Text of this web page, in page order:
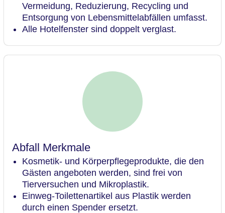
Vermeidung, Reduzierung, Recycling und
Entsorgung von Lebensmittelabfällen umfasst.
Alle Hotelfenster sind doppelt verglast.
Abfall Merkmale
Kosmetik- und Körperpflegeprodukte, die den
Gästen angeboten werden, sind frei von
Tierversuchen und Mikroplastik.
Einweg-Toilettenartikel aus Plastik werden
durch einen Spender ersetzt.